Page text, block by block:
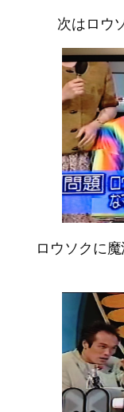
次はロウ
ロウソクに